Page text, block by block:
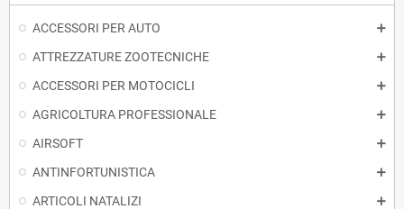
ACCESSORI PER AUTO
ATTREZZATURE ZOOTECNICHE
ACCESSORI PER MOTOCICLI
AGRICOLTURA PROFESSIONALE
AIRSOFT
ANTINFORTUNISTICA
ARTICOLI NATALIZI